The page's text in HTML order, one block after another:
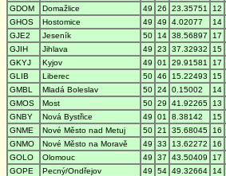
GDOM
Domažlice 49 26 23.35751 12
GHOS
Hostomice 49 49 4.02077 14
GJE2
Jeseník 50 14 38.56897 17
GJIH
Jihlava 49 23 37.32932 15
GKYJ
Kyjov 49 01 29.91581 17
GLIB
Liberec 50 46 15.22493 15
GMBL
Mladá Boleslav 50 24 0.15002 14
GMOS
Most 50 29 41.92265 13
GNBY
Nová Bystřice 49 01 8.38142 15
GNME
Nové Město nad Metuj 50 21 35.68045 16
GNMO
Nové Město na Moravě 49 33 13.62272 16
GOLO
Olomouc 49 37 43.50409 17
GOPE
Pecný/Ondřejov 49 54 49.32664 14